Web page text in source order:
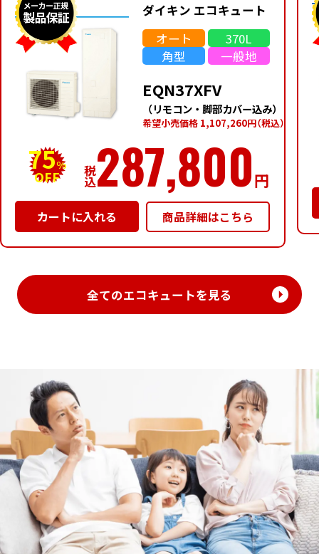
ダイキン エコキュート
オート
370L
角型
一般地
EQN37XFV
（リモコン・脚部カバー込み）
希望⼩売価格 1,107,260円（税込）
75%
OFF 税
込287,800円
商品詳細はこちら
全てのエコキュートを見る